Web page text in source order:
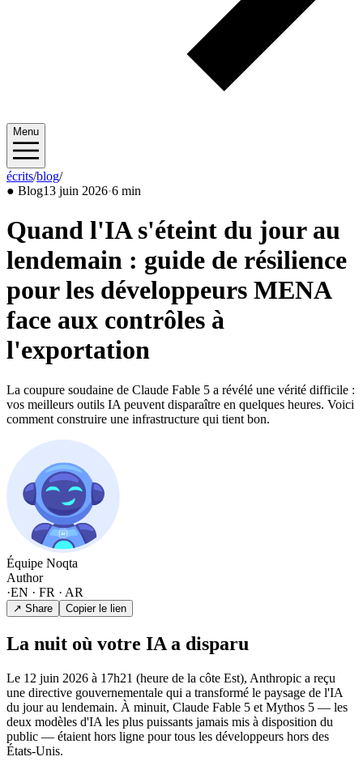
Menu
écrits/blog/2026/06
● Blog13 juin 2026·6 min
Quand l'IA s'éteint du jour au
lendemain : guide de résilience
pour les développeurs MENA
face aux contrôles à
l'exportation
La coupure soudaine de Claude Fable 5 a révélé une vérité difficile :
vos meilleurs outils IA peuvent disparaître en quelques heures. Voici
comment construire une infrastructure qui tient bon.
Équipe Noqta
Author
·EN · FR · AR
↗ Share Copier le lien
La nuit où votre IA a disparu
Le 12 juin 2026 à 17h21 (heure de la côte Est), Anthropic a reçu
une directive gouvernementale qui a transformé le paysage de l'IA
du jour au lendemain. À minuit, Claude Fable 5 et Mythos 5 — les
deux modèles d'IA les plus puissants jamais mis à disposition du
public — étaient hors ligne pour tous les développeurs hors des
États-Unis.